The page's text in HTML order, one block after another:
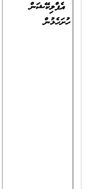
އެޕްލިކޭޝަން
ހުށަހެޅުން